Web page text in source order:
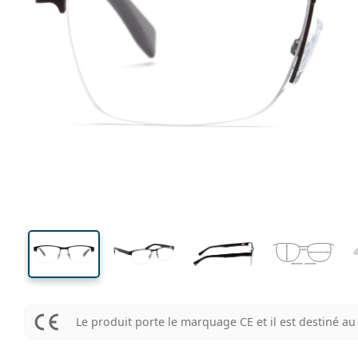
38 mm
Hauteur des verres Largeur des verres
Largeur
des verres
Le produit porte le marquage CE et il est destiné